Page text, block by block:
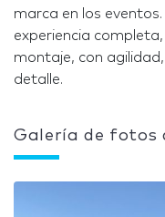
marca en los
experiencia
montaje, con
detalle.
Galería de fotos